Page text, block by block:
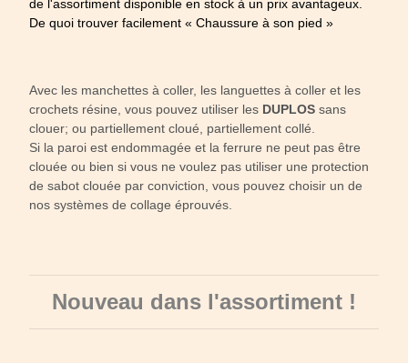
de l'assortiment disponible en stock à un prix avantageux.
De quoi trouver facilement « Chaussure à son pied »
Avec les manchettes à coller, les languettes à coller et les
crochets résine, vous pouvez utiliser les DUPLOS sans
clouer; ou partiellement cloué, partiellement collé.
Si la paroi est endommagée et la ferrure ne peut pas être
clouée ou bien si vous ne voulez pas utiliser une protection
de sabot clouée par conviction, vous pouvez choisir un de
nos systèmes de collage éprouvés.
Nouveau dans l'assortiment !